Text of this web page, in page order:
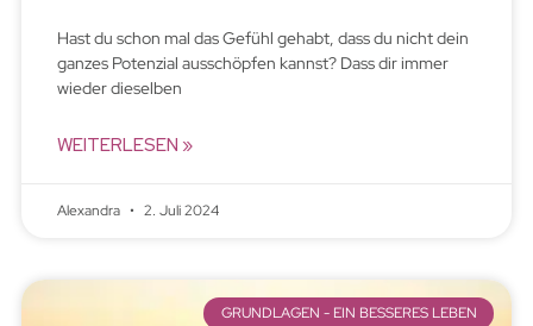
Hast du schon mal das Gefühl gehabt, dass du nicht dein
ganzes Potenzial ausschöpfen kannst? Dass dir immer
wieder dieselben
WEITERLESEN »
Alexandra 2. Juli 2024
GRUNDLAGEN - EIN BESSERES LEBEN